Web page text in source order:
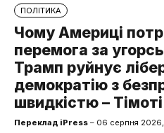
ПОЛІТИКА
Чому Америці
перемога за
Трамп руйнує
демократію з
швидкістю –
Переклад iPress – 06 серпня 2026,